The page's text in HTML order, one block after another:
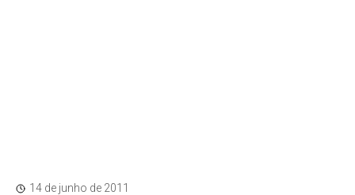
14 de junho de 2011